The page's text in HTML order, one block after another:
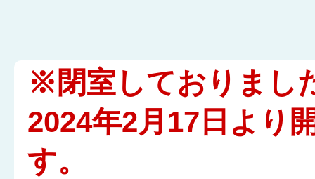
※閉室しておりまし
2024年2月17日より
す。